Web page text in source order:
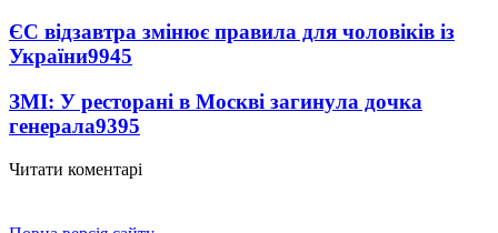
ЄС відзавтра змінює правила для чоловіків із
України9945
ЗМІ: У ресторані в Москві загинула дочка
генерала9395
Читати коментарі